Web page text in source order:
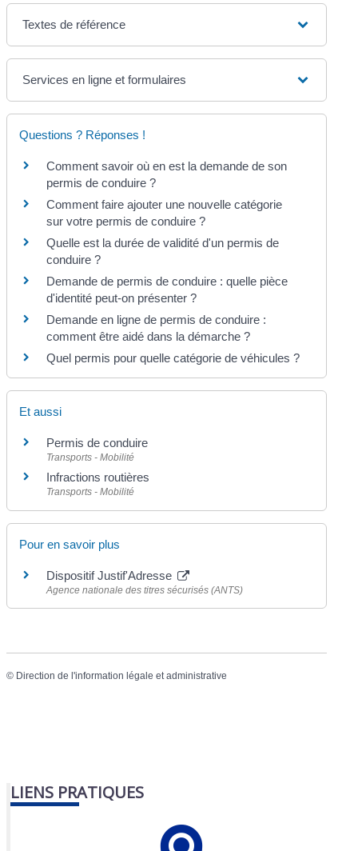
Textes de référence
Services en ligne et formulaires
Questions ? Réponses !
Comment savoir où en est la demande de son
permis de conduire ?
Comment faire ajouter une nouvelle catégorie
sur votre permis de conduire ?
Quelle est la durée de validité d'un permis de
conduire ?
Demande de permis de conduire : quelle pièce
d'identité peut-on présenter ?
Demande en ligne de permis de conduire :
comment être aidé dans la démarche ?
Quel permis pour quelle catégorie de véhicules ?
Et aussi
Permis de conduire
Transports - Mobilité
Infractions routières
Transports - Mobilité
Pour en savoir plus
Dispositif Justif'Adresse
Agence nationale des titres sécurisés (ANTS)
© Direction de l'information légale et administrative
LIENS PRATIQUES